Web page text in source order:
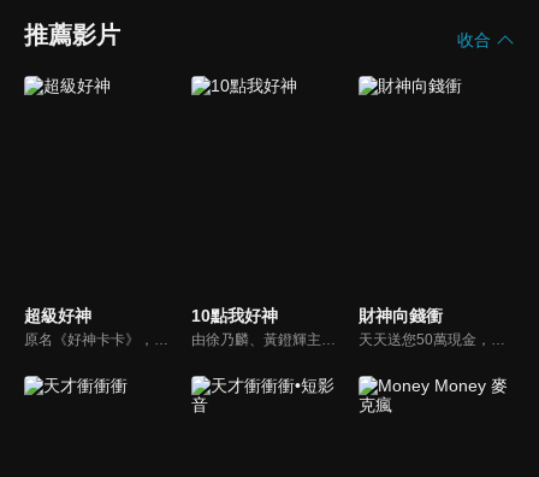
推薦影片 收合
超級好神 10點我好神 財神向錢衝